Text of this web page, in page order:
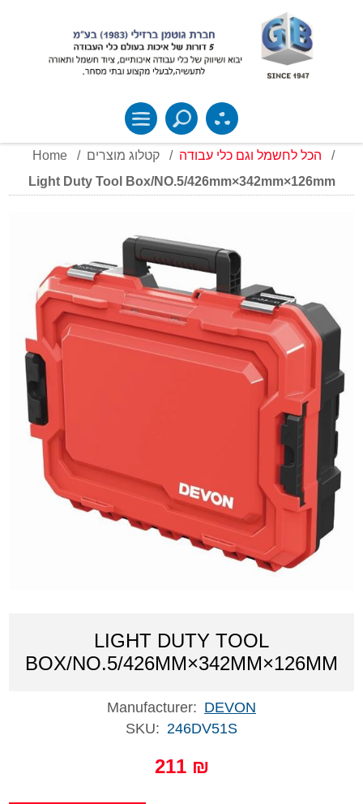
Home / קטלוג מוצרים / הכל לחשמל וגם כלי עבודה
/
Light Duty Tool Box/NO.5/426mm×342mm×126mm
LIGHT DUTY TOOL
BOX/NO.5/426MM×342MM×126MM
Manufacturer: DEVON
SKU: 246DV51S
211 ₪